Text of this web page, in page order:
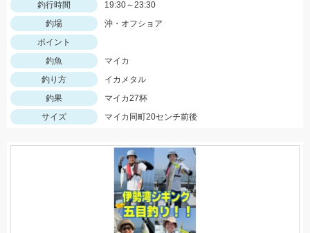
釣行時間
19:30～23:30
釣場
沖・オフショア
ポイント
釣魚
マイカ
釣り方
イカメタル
釣果
マイカ27杯
サイズ
マイカ同町20センチ前後